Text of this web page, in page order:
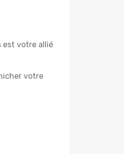
est votre allié
votre